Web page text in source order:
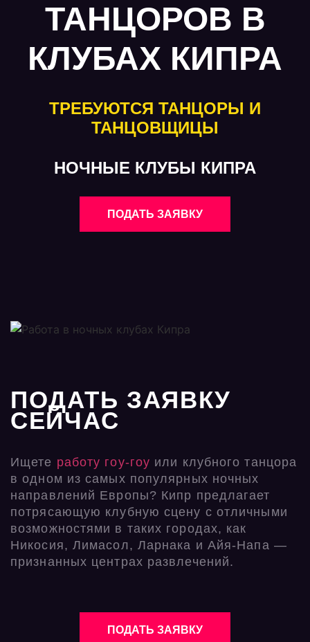
ТАНЦОРОВ В
КЛУБАХ КИПРА
ТРЕБУЮТСЯ ТАНЦОРЫ И
ТАНЦОВЩИЦЫ
НОЧНЫЕ КЛУБЫ КИПРА
ПОДАТЬ ЗАЯВКУ
ПОДАТЬ ЗАЯВКУ
СЕЙЧАС
Ищете работу гоу-гоу или клубного танцора
в одном из самых популярных ночных
направлений Европы? Кипр предлагает
потрясающую клубную сцену с отличными
возможностями в таких городах, как
Никосия, Лимасол, Ларнака и Айя-Напа —
признанных центрах развлечений.
ПОДАТЬ ЗАЯВКУ